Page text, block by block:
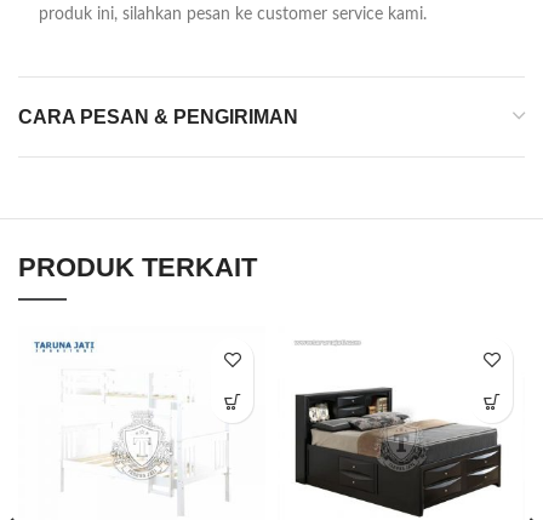
produk ini, silahkan pesan ke customer service kami.
CARA PESAN & PENGIRIMAN
PRODUK TERKAIT